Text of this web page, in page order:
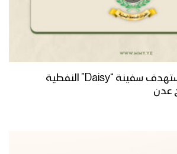
القوات المسلحة تستهدف سفينة “Daisy” النفطية
عدن